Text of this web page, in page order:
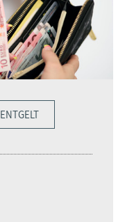
ENTGELT